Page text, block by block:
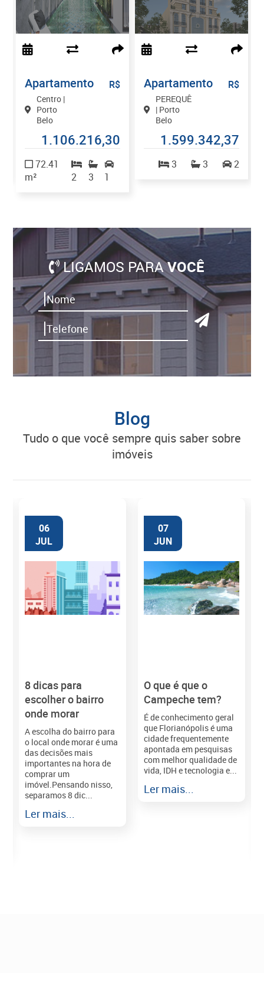
Apartamento
Centro |
Porto
Belo
R$
1.106.216,30
72.41
m²
2 3 1
Apartamento
PEREQUÊ
| Porto
Belo
R$
1.599.342,37
3 3 2
LIGAMOS PARAVOCÊ
Blog
tudo o que você sempre quis saber sobre
imóveis
06
JUL
8 dicas para
escolher o bairro
onde morar
A escolha do bairro para
o local onde morar é uma
das decisões mais
importantes na hora de
comprar um
imóvel.Pensando nisso,
separamos 8 dic...
Ler mais...
07
JUN
O que é que o
Campeche tem?
É de conhecimento geral
que Florianópolis é uma
cidade frequentemente
apontada em pesquisas
com melhor qualidade de
vida, IDH e tecnologia e...
Ler mais...